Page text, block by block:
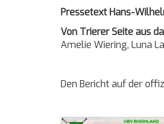
Pressetext Hans-
Von Trierer Seite aus
Amelie Wiering, Luna
Den Bericht auf der